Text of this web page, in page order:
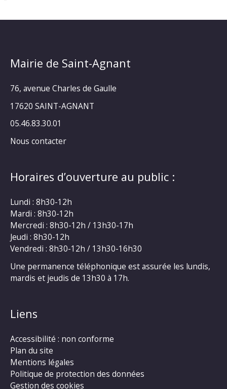
Mairie de Saint-Agnant
76, avenue Charles de Gaulle
17620 SAINT-AGNANT
05.46.83.30.01
Nous contacter
Horaires d’ouverture au public :
Lundi : 8h30-12h
Mardi : 8h30-12h
Mercredi : 8h30-12h / 13h30-17h
Jeudi : 8h30-12h
Vendredi : 8h30-12h / 13h30-16h30
Une permanence téléphonique est assurée les lundis,
mardis et jeudis de 13h30 à 17h.
Liens
Accessibilité : non conforme
Plan du site
Mentions légales
Politique de protection des données
Gestion des cookies